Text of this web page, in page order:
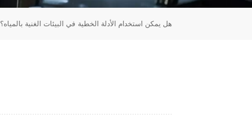
Tiếng Việt
هل يمكن استخدام الأدلة الخطية في البيئات الغنية بالمياه؟